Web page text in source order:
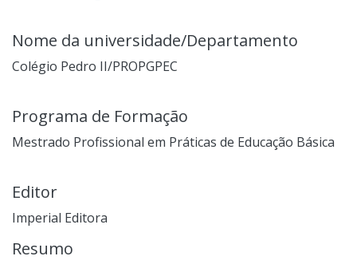
Nome da universidade/Departamento
Colégio Pedro II/PROPGPEC
Programa de Formação
Mestrado Profissional em Práticas de Educação Básica
Editor
Imperial Editora
Resumo